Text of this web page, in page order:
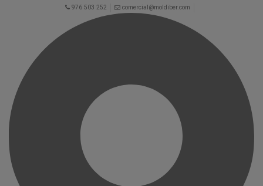
976 503 252 comercial@moldiber.com